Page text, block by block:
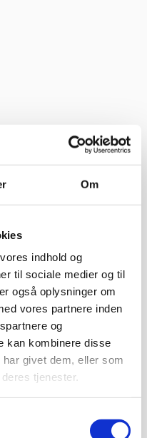
Om
indhold og
til sociale medier og til
også oplysninger om
vores partnere inden
og
kan kombinere disse
givet dem, eller som
tjenester.